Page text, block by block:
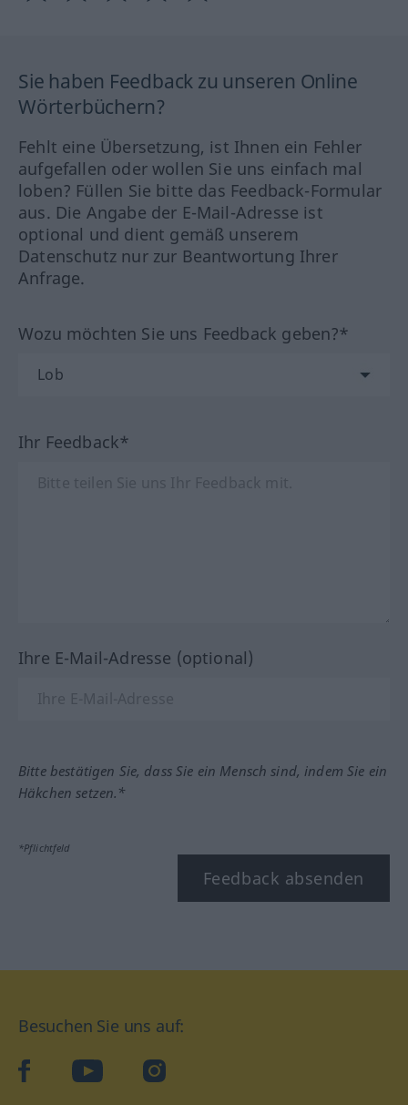
Sie haben Feedback zu unseren Online
Wörterbüchern?
Fehlt eine Übersetzung, ist Ihnen ein Fehler
aufgefallen oder wollen Sie uns einfach mal
loben? Füllen Sie bitte das Feedback-Formular
aus. Die Angabe der E-Mail-Adresse ist
optional und dient gemäß unserem
Datenschutz nur zur Beantwortung Ihrer
Anfrage.
Wozu möchten Sie uns Feedback geben?*
Ihr Feedback*
Ihre E-Mail-Adresse (optional)
Bitte bestätigen Sie, dass Sie ein Mensch sind, indem Sie ein
Häkchen setzen.*
*Pflichtfeld
Feedback absenden
Besuchen Sie uns auf:
facebook YouTube Instagram